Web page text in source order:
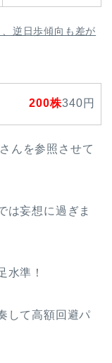
逆日歩傾向も差が
200株340円
んを参照させて
は妄想に過ぎま
水準！
して高額回避パ